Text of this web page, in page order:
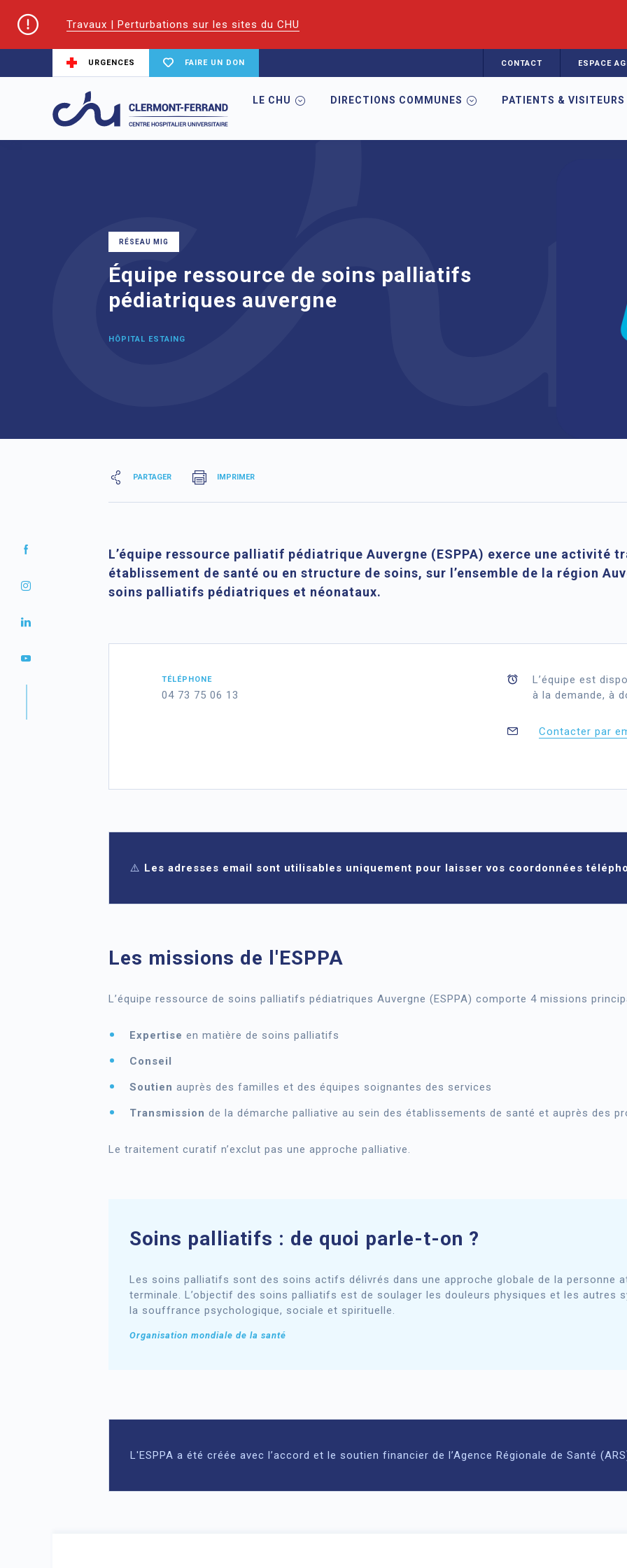
Travaux | Perturbations sur les sites du CHU
URGENCES FAIRE UN DON CONTACT ESPACE
LE CHU DIRECTIONS COMMUNES PATIENTS & VISITEURS
Accueil Équipe ressource de soins palliatifs pédiatriques auvergne
RÉSEAU MIG
Équipe ressource de soins palliatifs
pédiatriques auvergne
HÔPITAL ESTAING
PARTAGER IMPRIMER
L’équipe ressource palliatif pédiatrique Auvergne (ESPPA) exerce une activité
établissement de santé ou en structure de soins, sur l’ensemble de la région
soins palliatifs pédiatriques et néonataux.
TÉLÉPHONE
04 73 75 06 13
L’équipe est
à la demande, à
Contacter par
⚠️ Les adresses email sont utilisables uniquement pour laisser vos coordonnées
Les missions de l'ESPPA
L’équipe ressource de soins palliatifs pédiatriques Auvergne (ESPPA) comporte 4 missions
Expertise en matière de soins palliatifs
Conseil
Soutien auprès des familles et des équipes soignantes des services
Transmission de la démarche palliative au sein des établissements de santé et auprès des
Le traitement curatif n’exclut pas une approche palliative.
Soins palliatifs : de quoi parle-t-on ?
Les soins palliatifs sont des soins actifs délivrés dans une approche globale de la personne
terminale. L’objectif des soins palliatifs est de soulager les douleurs physiques et les autres
la souffrance psychologique, sociale et spirituelle.
Organisation mondiale de la santé
L'ESPPA a été créée avec l’accord et le soutien financier de l’Agence Régionale de Santé